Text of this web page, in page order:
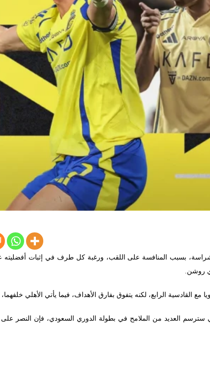
بسبب المنافسة على اللقب، ورغبة كل طرف في إثبات أفضليته
سترسم العديد من الملامح في بطولة الدوري السعودي، فإن النصر على